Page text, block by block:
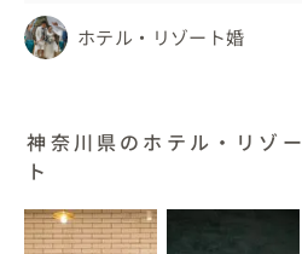
ホテル・リゾート婚
神奈川県のホテル・リゾ
ト